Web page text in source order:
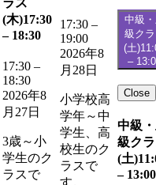
ラス
(木)17:30
– 18:30
17:30 –
18:30
2026年8
月27日
3歳～小
学生のク
ラスで
17:30 –
19:00
2026年8
月28日
小学校高
学年～中
学生、高
校生のク
ラスで
中級
級ク
(土)
–
Close
中級
級ク
(土)
– 13:00